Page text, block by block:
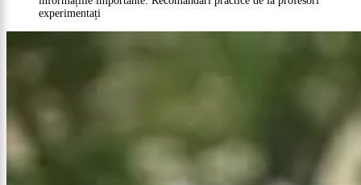
experimentați